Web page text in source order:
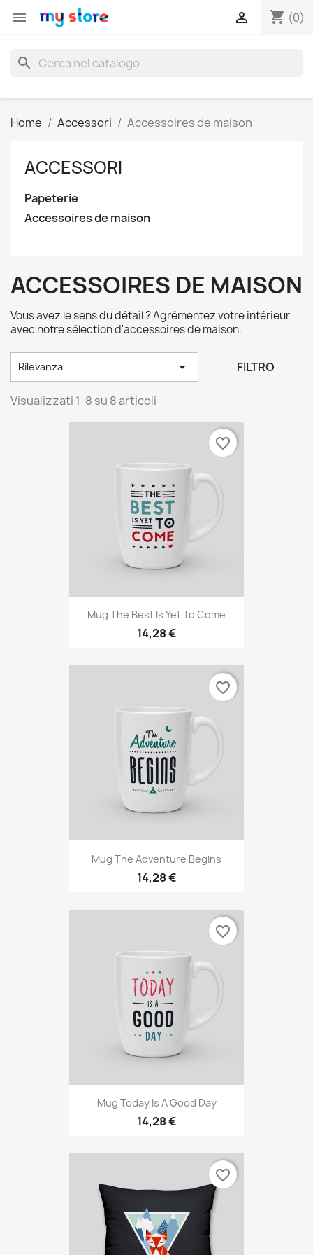
 shopping_cart (0)

search
Home Accessori Accessoires de maison
ACCESSORI
Papeterie
Accessoires de maison
ACCESSOIRES DE MAISON
Vous avez le sens du détail ? Agrémentez votre intérieur
avec notre sélection d'accessoires de maison.
Rilevanza  FILTRO
Visualizzati 1-8 su 8 articoli
Mug The Best Is Yet To Come
14,28 €
favorite_border
Mug The Adventure Begins
14,28 €
favorite_border
Mug Today Is A Good Day
14,28 €
favorite_border
favorite_border